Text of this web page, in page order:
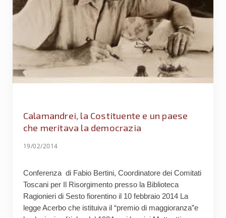
Calamandrei, la Costituente e un paese
che meritava la democrazia
19/02/2014
Conferenza di Fabio Bertini, Coordinatore dei Comitati
Toscani per Il Risorgimento presso la Biblioteca
Ragionieri di Sesto fiorentino il 10 febbraio 2014 La
legge Acerbo che istituiva il “premio di maggioranza”e